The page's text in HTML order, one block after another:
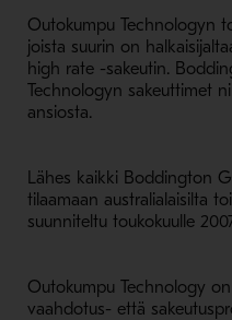
Outokumpu Technologyn
joista suurin on
high rate -sakeutin.
Technologyn sakeuttimet
ansiosta.
Lähes kaikki Boddington
tilaamaan australialaisilta
suunniteltu toukokuulle
Outokumpu Technology
vaahdotus- että